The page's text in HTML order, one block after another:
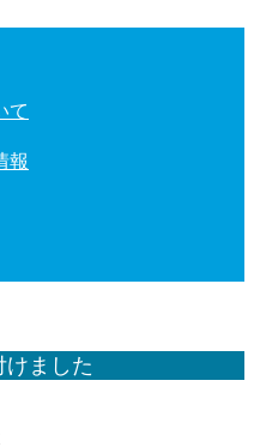
て
報
けました